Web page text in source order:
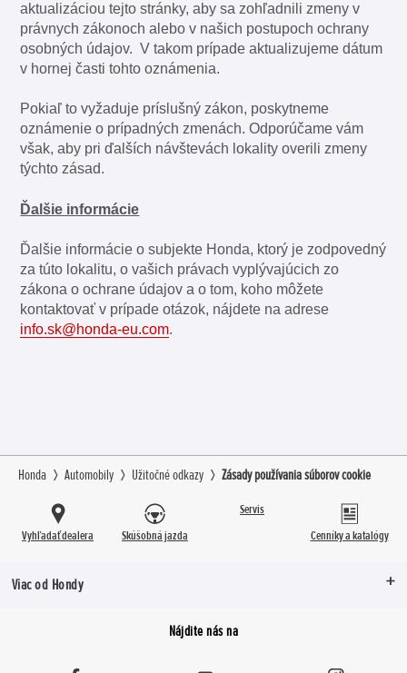
aktualizáciou tejto stránky, aby sa zohľadnili zmeny v
právnych zákonoch alebo v našich postupoch ochrany
osobných údajov. V takom prípade aktualizujeme dátum
v hornej časti tohto oznámenia.
Pokiaľ to vyžaduje príslušný zákon, poskytneme
oznámenie o prípadných zmenách. Odporúčame vám
však, aby pri ďalších návštevách lokality overili zmeny
týchto zásad.
Ďalšie informácie
Ďalšie informácie o subjekte Honda, ktorý je zodpovedný
za túto lokalitu, o vašich právach vyplývajúcich zo
zákona o ochrane údajov a o tom, koho môžete
kontaktovať v prípade otázok, nájdete na adrese
info.sk@honda-eu.com.
Honda Automobily Užitočné odkazy Zásady používania súborov cookie
Vyhľadať dealera Skúšobná jazda
Servis
Cenníky a katalógy
Viac od Hondy
Nájdite nás na